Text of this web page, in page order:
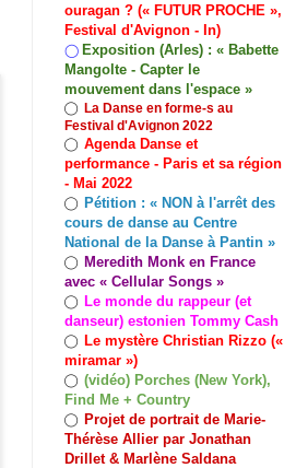
ouragan ? (« FUTUR PROCHE »,
Festival d'Avignon - In)
◯ Exposition (Arles) : « Babette
Mangolte - Capter le
mouvement dans l'espace »
◯ La Danse en forme-s au
Festival d'Avignon 2022
◯ Agenda Danse et
performance - Paris et sa région
- Mai 2022
◯ Pétition : « NON à l'arrêt des
cours de danse au Centre
National de la Danse à Pantin »
◯ Meredith Monk en France
avec « Cellular Songs »
◯ Le monde du rappeur (et
danseur) estonien Tommy Cash
◯ Le mystère Christian Rizzo («
miramar »)
◯ (vidéo) Porches (New York),
Find Me + Country
◯ Projet de portrait de Marie-
Thérèse Allier par Jonathan
Drillet & Marlène Saldana